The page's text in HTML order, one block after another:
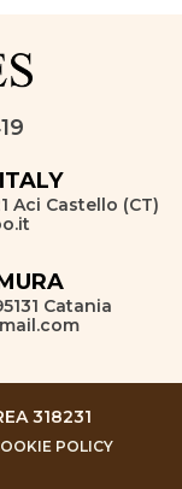
Aci Castello (CT)
Catania
318231
POLICY